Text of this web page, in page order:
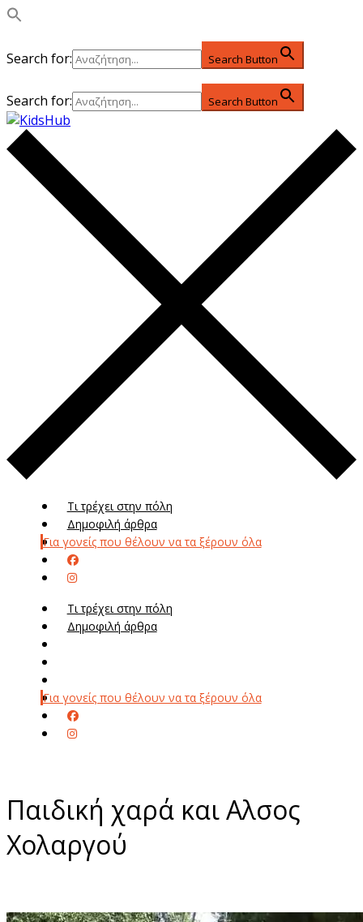
Search for: Search Button
Search for: Search Button
Τι τρέχει στην πόλη
Δημοφιλή άρθρα
Για γονείς που θέλουν να τα ξέρουν όλα
Τι τρέχει στην πόλη
Δημοφιλή άρθρα
Για γονείς που θέλουν να τα ξέρουν όλα
Παιδική χαρά και Αλσος
Χολαργού